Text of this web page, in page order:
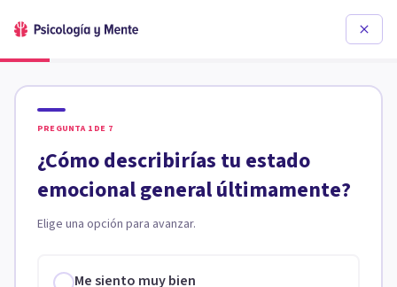
PREGUNTA 1 DE 7
¿Cómo describirías tu estado
emocional general últimamente?
Elige una opción para avanzar.
Me siento muy bien